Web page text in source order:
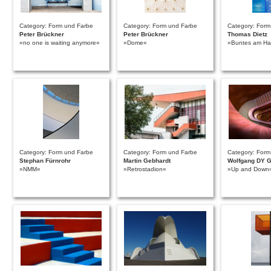
Category: Form und Farbe
Peter Brückner
»no one is waiting anymore«
Category: Form und Farbe
Peter Brückner
»Dome«
Category:
Thomas Dietz
»Buntes am
Category: Form und Farbe
Stephan Fürnrohr
»NMM«
Category: Form und Farbe
Martin Gebhardt
»Retrostadion«
Category:
Wolfgang DY
»Up and